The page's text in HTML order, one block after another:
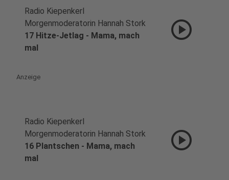
Radio Kiepenkerl
Morgenmoderatorin Hannah Stork
17 Hitze-Jetlag - Mama, mach
mal
play_circle
Anzeige
Radio Kiepenkerl
Morgenmoderatorin Hannah Stork
16 Plantschen - Mama, mach
mal
play_circle